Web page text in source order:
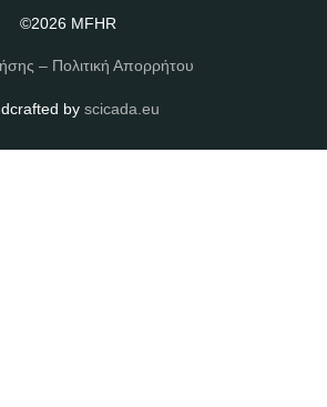
©2026 MFHR
– Πολιτική Απορρήτου
by scicada.eu